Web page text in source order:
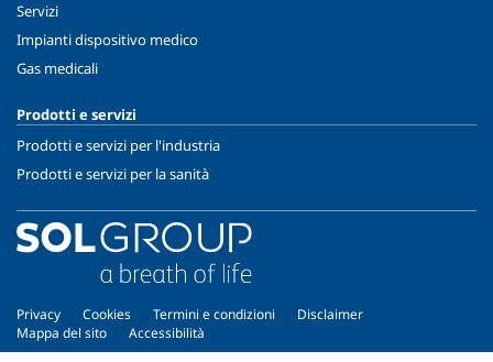
Servizi
Impianti dispositivo medico
Gas medicali
Prodotti e servizi
Prodotti e servizi per l'industria
Prodotti e servizi per la sanità
Privacy Cookies Termini e condizioni
Disclaimer
Mappa del sito
Accessibilità